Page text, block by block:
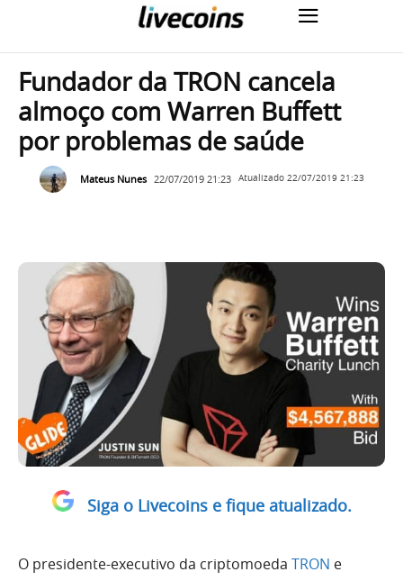
Fundador da TRON cancela
almoço com Warren Buffett
por problemas de saúde
Mateus Nunes 22/07/2019 21:23 Atualizado 22/07/2019 21:23
Siga o Livecoins e fique atualizado.
O presidente-executivo da criptomoeda TRON e